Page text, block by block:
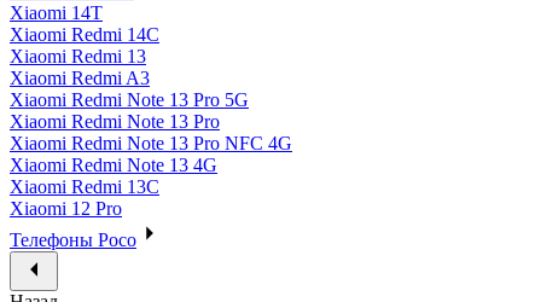
Xiaomi 14T
Xiaomi Redmi 14C
Xiaomi Redmi 13
Xiaomi Redmi A3
Xiaomi Redmi Note 13 Pro 5G
Xiaomi Redmi Note 13 Pro
Xiaomi Redmi Note 13 Pro NFC 4G
Xiaomi Redmi Note 13 4G
Xiaomi Redmi 13C
Xiaomi 12 Pro
Телефоны Poco